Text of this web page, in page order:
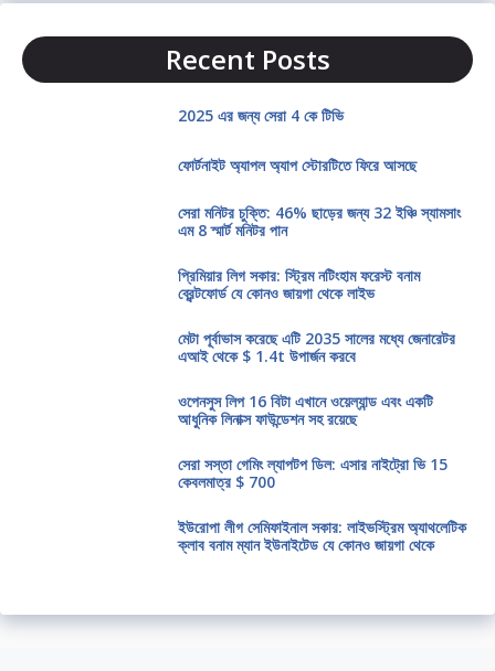
Recent Posts
2025 এর জন্য সেরা 4 কে টিভি
ফোর্টনাইট অ্যাপল অ্যাপ স্টোরটিতে ফিরে আসছে
সেরা মনিটর চুক্তি: 46% ছাড়ের জন্য 32 ইঞ্চি স্যামসাং
এম 8 স্মার্ট মনিটর পান
প্রিমিয়ার লিগ সকার: স্ট্রিম নটিংহাম ফরেস্ট বনাম
ব্রেন্টফোর্ড যে কোনও জায়গা থেকে লাইভ
মেটা পূর্বাভাস করেছে এটি 2035 সালের মধ্যে জেনারেটর
এআই থেকে $ 1.4t উপার্জন করবে
ওপেনসুস লিপ 16 বিটা এখানে ওয়েল্যান্ড এবং একটি
আধুনিক লিনাক্স ফাউন্ডেশন সহ রয়েছে
সেরা সস্তা গেমিং ল্যাপটপ ডিল: এসার নাইট্রো ভি 15
কেবলমাত্র $ 700
ইউরোপা লীগ সেমিফাইনাল সকার: লাইভস্ট্রিম অ্যাথলেটিক
ক্লাব বনাম ম্যান ইউনাইটেড যে কোনও জায়গা থেকে